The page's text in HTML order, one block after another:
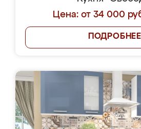
Цена: от 34 000
ПОДРОБНЕЕ